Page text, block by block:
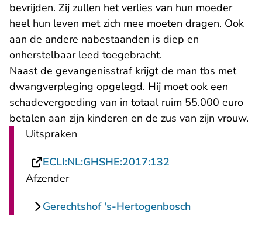
bevrijden. Zij zullen het verlies van hun moeder
heel hun leven met zich mee moeten dragen. Ook
aan de andere nabestaanden is diep en
onherstelbaar leed toegebracht.
Naast de gevangenisstraf krijgt de man tbs met
dwangverpleging opgelegd. Hij moet ook een
schadevergoeding van in totaal ruim 55.000 euro
betalen aan zijn kinderen en de zus van zijn vrouw.
Uitspraken
ECLI:NL:GHSHE:2017:132
Afzender
Gerechtshof 's-Hertogenbosch